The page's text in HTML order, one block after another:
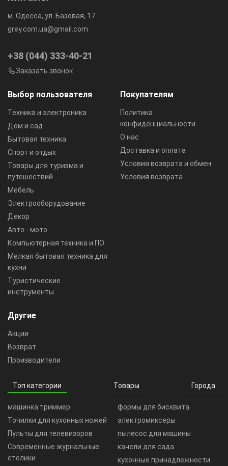
Выбор пользователя
Техника и электроника
Дом и сад
Бытовая техника
Спорт и отдых
Товары для туризма и
путешествий
Мебель
Электрооборудование
Декор
Авто - мото
Компьютерная техника и ПО
Мелкая бытовая техника для
кухни
Туристические
инструменты
Покупателям
Политика
конфиденциальности
О нас
Доставка и оплата
Условия возврата и обмен
Условия возврата
Другие
Акции
Возврат
Производители
м. Одесса, ул. Базовая, 17
grey.com.ua@gmail.com
+38 (044) 333-40-21
Заказать звонок
Топ категории Товары Города
машинка триммер
Точилки для кухонных ножей
Пульты для телевизоров
Современные журнальные
столики
формы для бисквита
электромиксеры
пылесос для машины
качели для сада
кухонные принадлежности